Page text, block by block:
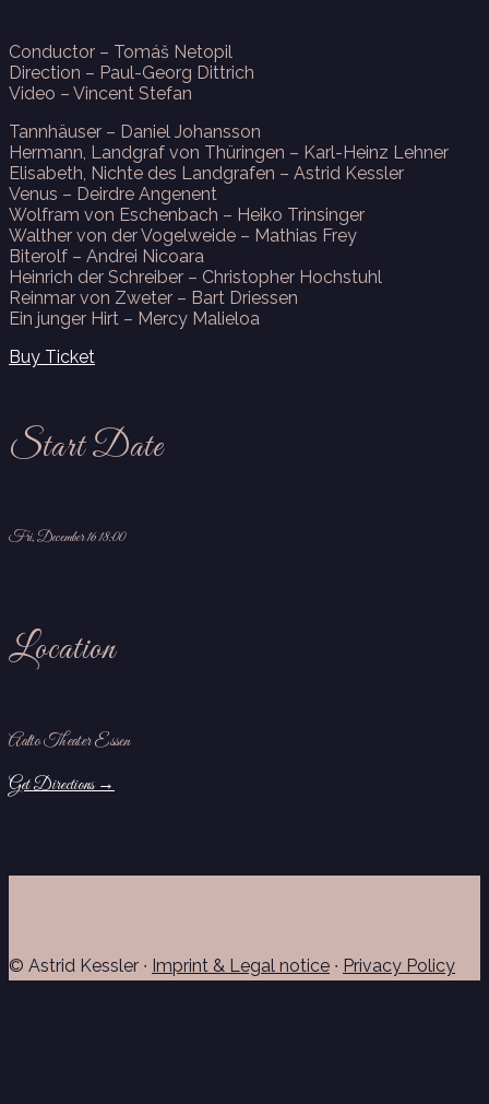
Conductor – Tomáš Netopil
Direction – Paul-Georg Dittrich
Video – Vincent Stefan
Tannhäuser – Daniel Johansson
Hermann, Landgraf von Thüringen – Karl-Heinz Lehner
Elisabeth, Nichte des Landgrafen – Astrid Kessler
Venus – Deirdre Angenent
Wolfram von Eschenbach – Heiko Trinsinger
Walther von der Vogelweide – Mathias Frey
Biterolf – Andrei Nicoara
Heinrich der Schreiber – Christopher Hochstuhl
Reinmar von Zweter – Bart Driessen
Ein junger Hirt – Mercy Malieloa
Buy Ticket
Start Date
Fri, December 16 18:00
Location
Aalto Theater Essen
Get Directions →
© Astrid Kessler ∙ Imprint & Legal notice ∙ Privacy Policy